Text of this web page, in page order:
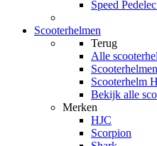
Speed
Scooterhelmen
Terug
Alle
Scooterhelm
Bekijk alle
Merken
HJC
Scorpion